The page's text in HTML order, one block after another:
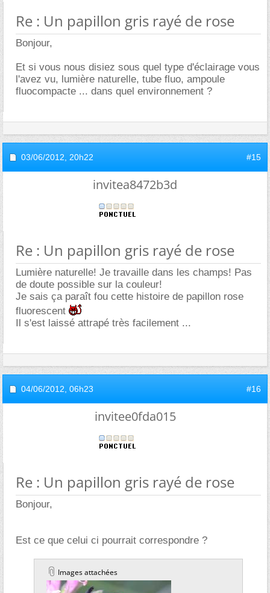
Re : Un papillon gris rayé de rose
Bonjour,
Et si vous nous disiez sous quel type d'éclairage vous
l'avez vu, lumière naturelle, tube fluo, ampoule
fluocompacte ... dans quel environnement ?
03/06/2012, 20h22 #15
invitea8472b3d
Re : Un papillon gris rayé de rose
Lumière naturelle! Je travaille dans les champs! Pas
de doute possible sur la couleur!
Je sais ça paraît fou cette histoire de papillon rose
fluorescent
Il s'est laissé attrapé très facilement ...
04/06/2012, 06h23 #16
invitee0fda015
Re : Un papillon gris rayé de rose
Bonjour,
Est ce que celui ci pourrait correspondre ?
Images attachées